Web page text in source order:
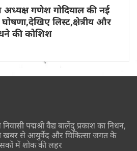
अध्यक्ष गणेश गोदियाल की नई
घोषणा,देखिए लिस्ट,क्षेत्रीय और
की कोशिश
पद्मश्री वैद्य बालेंदु प्रकाश का निधन,
खबर से आयुर्वेद और चिकित्सा जगत के
में शोक की लहर